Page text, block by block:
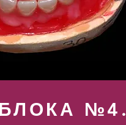
№4.